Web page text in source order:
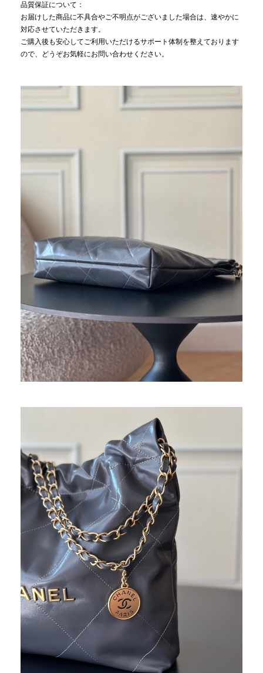
品質保証について：
お届けした商品に不具合やご不明点がございました場合は、速やかに
対応させていただきます。
ご購入後も安心してご利用いただけるサポート体制を整えております
ので、どうぞお気軽にお問い合わせください。